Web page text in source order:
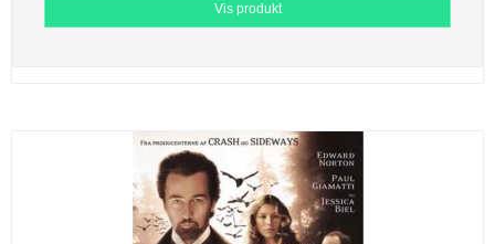
Vis produkt